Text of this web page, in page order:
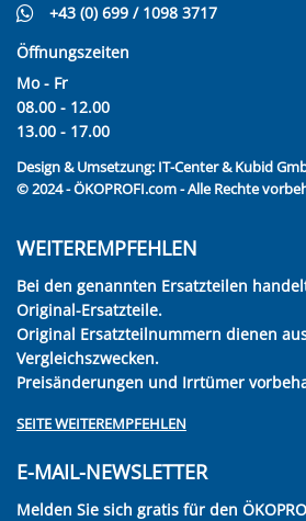
+43 (0) 699 / 1098 3717
Öffnungszeiten
Mo - Fr
08.00 - 12.00
13.00 - 17.00
Design & Umsetzung: IT-Center & Kubid
© 2024 - ÖKOPROFI.com - Alle Rechte
WEITEREMPFEHLEN
Bei den genannten Ersatzteilen
Original-Ersatzteile.
Original Ersatzteilnummern dienen
Vergleichszwecken.
Preisänderungen und Irrtümer
SEITE WEITEREMPFEHLEN
E-MAIL-NEWSLETTER
Melden Sie sich gratis für den